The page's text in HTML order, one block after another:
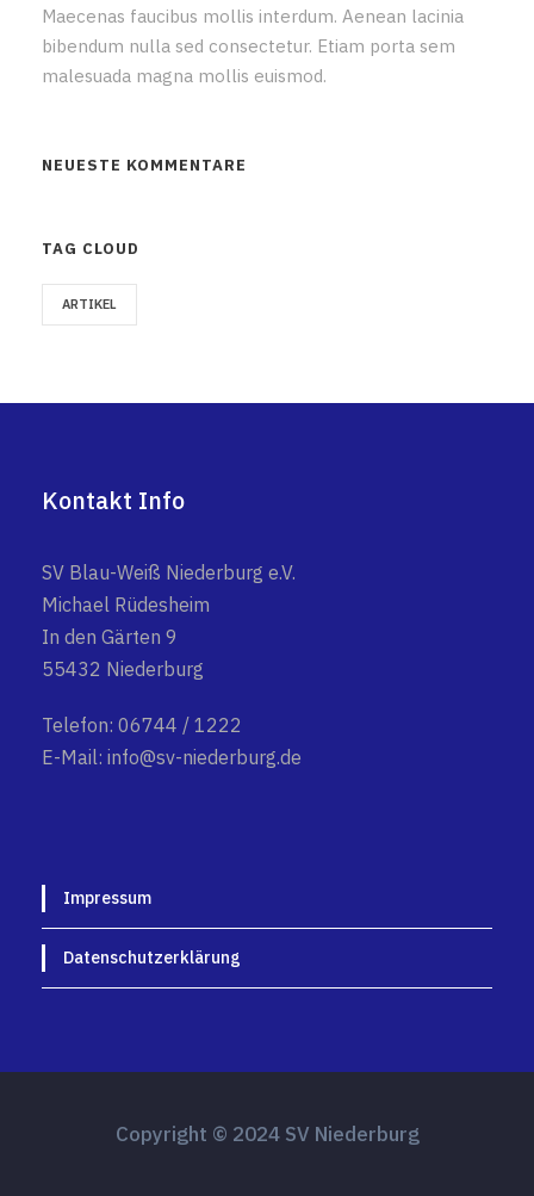
Maecenas faucibus mollis interdum. Aenean lacinia
bibendum nulla sed consectetur. Etiam porta sem
malesuada magna mollis euismod.
NEUESTE KOMMENTARE
TAG CLOUD
ARTIKEL
Kontakt Info
SV Blau-Weiß Niederburg e.V.
Michael Rüdesheim
In den Gärten 9
55432 Niederburg
Telefon: 06744 / 1222
E-Mail: info@sv-niederburg.de
Impressum
Datenschutzerklärung
Copyright © 2024 SV Niederburg